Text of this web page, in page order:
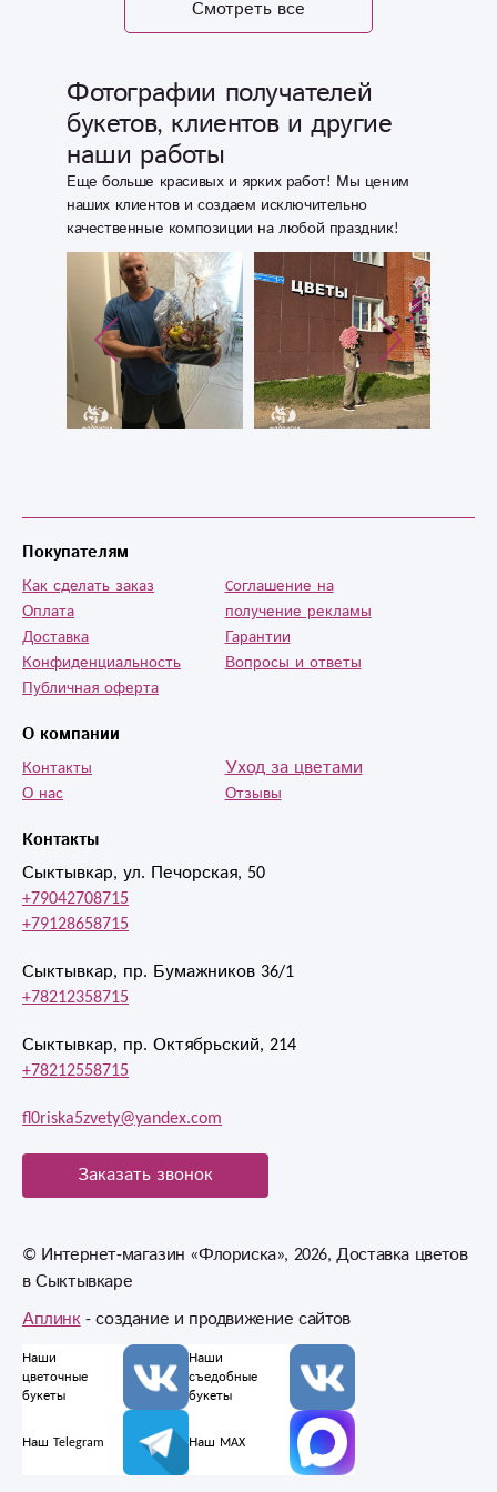
вовремя,
замечательные
цветы! Спасибо,
что прислали
фото-отчет)
Желаю
процветания
вашему бизнесу
Смотреть все
Фотографии получателей
букетов, клиентов и другие
наши работы
Еще больше красивых и ярких работ! Мы ценим
наших клиентов и создаем исключительно
качественные композиции на любой праздник!
Контакты
Сыктывкар, ул. Печорская, 50
+79042708715
+79128658715
Сыктывкар, пр. Бумажников 36/1
+78212358715
Сыктывкар, пр. Октябрьский, 214
+78212558715
fl0riska5zvety@yandex.com
Заказать звонок
Покупателям
Как сделать заказ
Оплата
Доставка
Конфиденциальность
Публичная оферта
Cоглашение на
получение рекламы
Гарантии
Вопросы и ответы
О компании
Контакты
О нас
Уход за цветами
Отзывы
© Интернет-магазин «Флориска», 2026, Доставка цветов
в Сыктывкаре
Аплинк- создание и продвижение сайтов
Наши
цветочные
букеты
Наши
съедобные
букеты
Наш Telegram Наш MAX